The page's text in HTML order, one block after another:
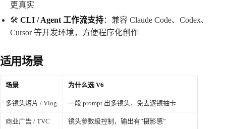
更真实
🛠️ CLI / Agent 工作流支持：兼容 Claude Code、Codex、
Cursor 等开发环境，方便程序化创作
适用场景
场景 为什么选 V6
多镜头短片 / Vlog 一段 prompt 出多镜头，免去逐镜抽卡
商业广告 / TVC 镜头参数级控制，输出有”摄影感”